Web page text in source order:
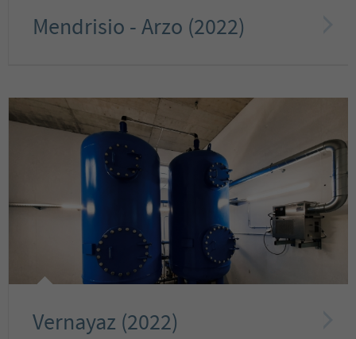
Mendrisio - Arzo (2022)
Vernayaz (2022)